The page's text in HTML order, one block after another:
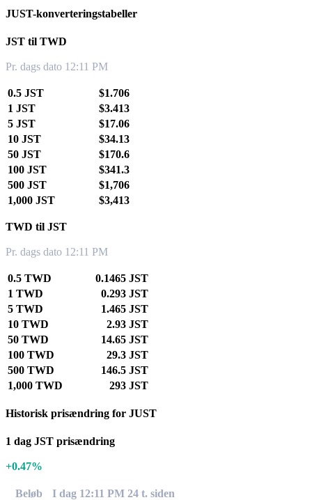
JUST-konverteringstabeller
JST til TWD
Pr. dags dato 12:11 PM
0.5 JST
$1.706
1 JST
$3.413
5 JST
$17.06
10 JST
$34.13
50 JST
$170.6
100 JST
$341.3
500 JST
$1,706
1,000 JST
$3,413
TWD til JST
Pr. dags dato 12:11 PM
0.5 TWD
0.1465 JST
1 TWD
0.293 JST
5 TWD
1.465 JST
10 TWD
2.93 JST
50 TWD
14.65 JST
100 TWD
29.3 JST
500 TWD
146.5 JST
1,000 TWD
293 JST
Historisk prisændring for JUST
1 dag JST prisændring
+0.47%
Beløb I dag 12:11 PM 24 t. siden